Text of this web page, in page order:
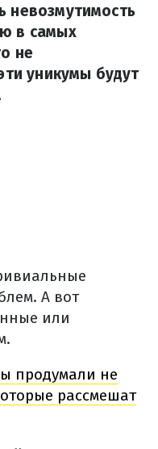
невозмутимость
в самых
не
уникумы будут
А вот
или
продумали не
рассмешат